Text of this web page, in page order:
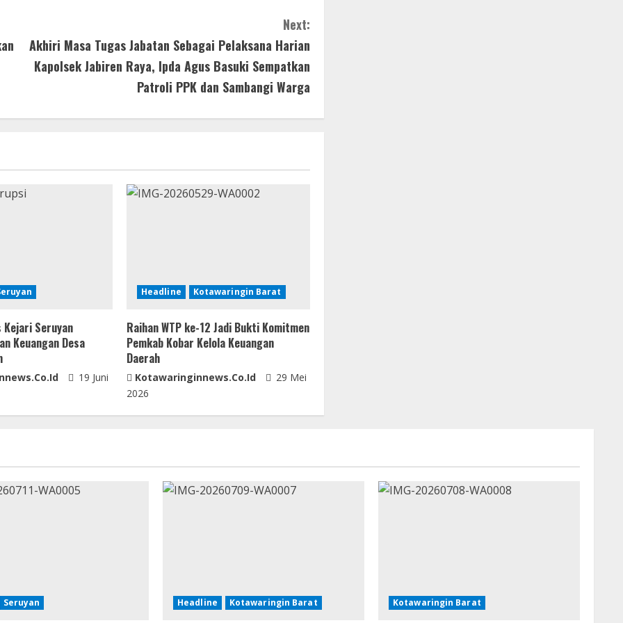
Next:
Akhiri Masa Tugas Jabatan Sebagai Pelaksana Harian
Kapolsek Jabiren Raya, Ipda Agus Basuki Sempatkan
Patroli PPK dan Sambangi Warga
Kejari Seruyan
Keuangan Desa
19 Juni
Headline Kotawaringin Barat
Raihan WTP ke-12 Jadi Bukti Komitmen
Pemkab Kobar Kelola Keuangan
Daerah
Kotawaringinnews.co.id
29 Mei
2026
Seruyan Headline Kotawaringin Barat Kotawaringin Barat